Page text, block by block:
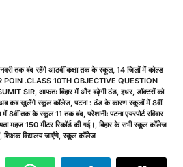
तक बंद रहेंगे आठवीं कक्षा तक के स्कूल, 14 जिलों में कोल्ड
POIN .CLASS 10TH OBJECTIVE QUESTION
SIR, आफतः बिहार में और बढ़ेगी ठंड,इधर,डॉक्टरों को
कब खुलेंगे स्कूल कॉलेज,पटना : ठंड के कारण स्कूलों में 8वीं
में 8वीं तक के स्कूल 11 तक बंद,परेशानीः पटना एयरपोर्ट रविवार
महज 150 मीटर रिकॉर्ड की गई।,बिहार के सभी स्कूल कॉलेज
,शिक्षक विद्यालय जाएंगे,स्कूल कॉलेज